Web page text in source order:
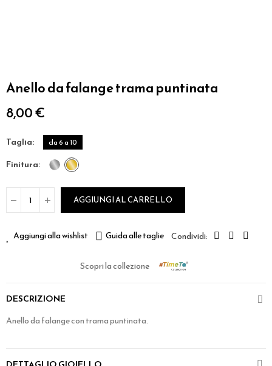
Anello da falange trama puntinata
8,00 €
taglia da 6 a 10
finitura
AGGIUNGI AL CARRELLO
Aggiungi alla wishlist Guida alle taglie
Scopri la collezione
DESCRIZIONE
Anello da falange con trama puntinata.